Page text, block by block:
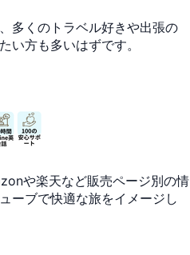
多くのトラベル好きや出張の
方も多いはずです。
や楽天など販売ページ別の情
ーブで快適な旅をイメージし